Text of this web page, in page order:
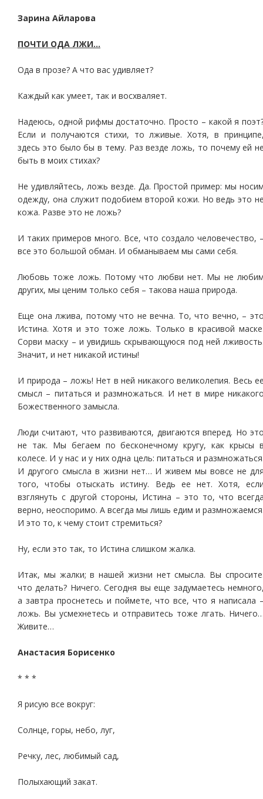
Зарина Айларова
ПОЧТИ ОДА ЛЖИ…
Ода в прозе? А что вас удивляет?
Каждый как умеет, так и восхваляет.
Надеюсь, одной рифмы достаточно. Просто – какой я
Если и получаются стихи, то лживые. Хотя, в
здесь это было бы в тему. Раз везде ложь, то почему ей
быть в моих стихах?
Не удивляйтесь, ложь везде. Да. Простой пример: мы
одежду, она служит подобием второй кожи. Но ведь это
кожа. Разве это не ложь?
И таких примеров много. Все, что создало человечество,
все это большой обман. И обманываем мы сами себя.
Любовь тоже ложь. Потому что любви нет. Мы не
других, мы ценим только себя – такова наша природа.
Еще она лжива, потому что не вечна. То, что вечно, –
Истина. Хотя и это тоже ложь. Только в красивой
Сорви маску – и увидишь скрывающуюся под ней
Значит, и нет никакой истины!
И природа – ложь! Нет в ней никакого великолепия. Весь
смысл – питаться и размножаться. И нет в мире
Божественного замысла.
Люди считают, что развиваются, двигаются вперед. Но
не так. Мы бегаем по бесконечному кругу, как крысы
колесе. И у нас и у них одна цель: питаться и
И другого смысла в жизни нет… И живем мы вовсе не
того, чтобы отыскать истину. Ведь ее нет. Хотя,
взглянуть с другой стороны, Истина – это то, что
верно, неоспоримо. А всегда мы лишь едим и
И это то, к чему стоит стремиться?
Ну, если это так, то Истина слишком жалка.
Итак, мы жалки; в нашей жизни нет смысла. Вы
что делать? Ничего. Сегодня вы еще задумаетесь
а завтра проснетесь и поймете, что все, что я написала
ложь. Вы усмехнетесь и отправитесь тоже лгать.
Живите…
Анастасия Борисенко
* * *
Я рисую все вокруг:
Солнце, горы, небо, луг,
Речку, лес, любимый сад,
Полыхающий закат.